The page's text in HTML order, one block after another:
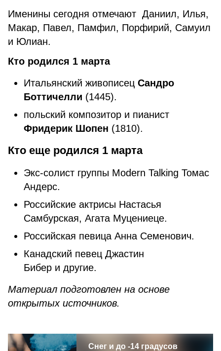
Именины сегодня отмечают Даниил, Илья,
Макар, Павел, Памфил, Порфирий, Самуил
и Юлиан.
Кто родился 1 марта
Итальянский живописец Сандро
Боттичелли (1445).
польский композитор и пианист
Фридерик Шопен (1810).
Кто еще родился 1 марта
Экс-солист группы Modern Talking Томас
Андерс.
Российские актрисы Настасья
Самбурская, Агата Муцениеце.
Российская певица Анна Семенович.
Канадский певец Джастин
Бибер и другие.
Материал подготовлен на основе
открытых источников.
Снег и до -14 градусов